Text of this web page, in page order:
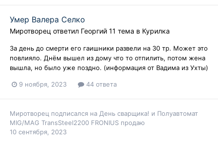
Умер Валера Селко
Миротворец ответил Георгий 11 тема в Курилка
За день до смерти его гаишники развели на 30 тр. Может это
повлияло. Днём вышел из дому что то отпилить, потом жена
вышла, но было уже поздно. (информация от Вадима из Ухты)
9 ноября, 2023 44 ответа
Миротворец подписался на День сварщика! и Полуавтомат
MIG/MAG TransSteel2200 FRONIUS продаю
10 сентября, 2023